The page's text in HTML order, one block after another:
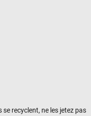
recyclent, ne les jetez pas